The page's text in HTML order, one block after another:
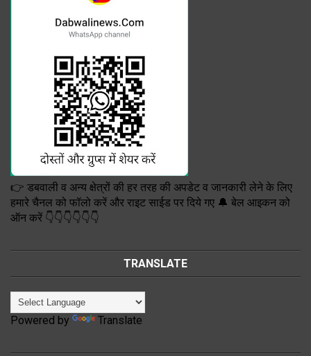
👉 डबवाली व अन्य क्षेत्रों की हर तरह की अपडेट व जानकारी लेने के लिए
हमारे चैनल को फॉलो करें और राइट साईड पर दिये गए 🔔 बेल आइकन को
ऑन करें 👇👇👇👇👇👇
TRANSLATE
Powered by Translate